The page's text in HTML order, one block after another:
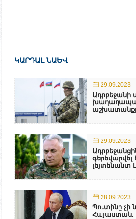
ԿԱՐԴԱԼ ՆԱԵՎ
29.09.2023
Ադրբեջանի
աշխատանքը
29.09.2023
գերեվարվել
լեյտենանտ
28.09.2023
Պուտինը չի
Հայաստան.